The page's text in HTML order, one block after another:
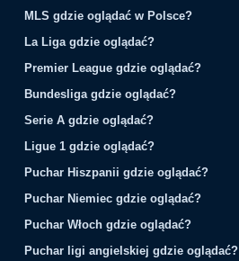
MLS gdzie oglądać w Polsce?
La Liga gdzie oglądać?
Premier League gdzie oglądać?
Bundesliga gdzie oglądać?
Serie A gdzie oglądać?
Ligue 1 gdzie oglądać?
Puchar Hiszpanii gdzie oglądać?
Puchar Niemiec gdzie oglądać?
Puchar Włoch gdzie oglądać?
Puchar ligi angielskiej gdzie oglądać?